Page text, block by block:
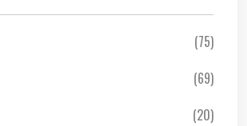
(75)
(69)
(20)